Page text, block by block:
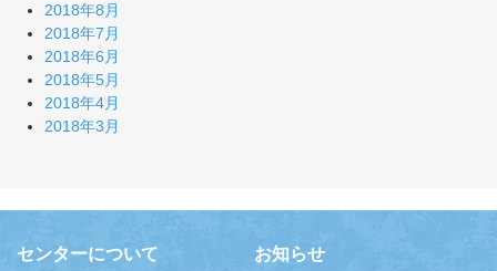
2018年8月
2018年7月
2018年6月
2018年5月
2018年4月
2018年3月
センターについて お知らせ